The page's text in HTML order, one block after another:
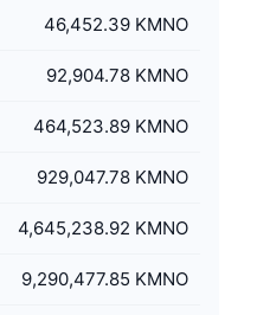
46,452.39 KMNO
92,904.78 KMNO
464,523.89 KMNO
929,047.78 KMNO
4,645,238.92 KMNO
9,290,477.85 KMNO